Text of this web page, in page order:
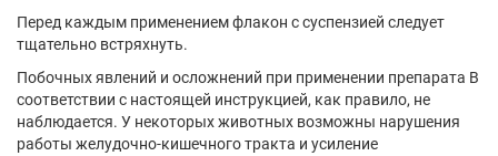
Перед каждым применением флакон с суспензией следует
тщательно встряхнуть.
Побочных явлений и осложнений при применении препарата B
соответствии с настоящей инструкцией, как правило, не
наблюдается. У некоторых животных возможны нарушения
работы желудочно-кишечного тракта и усиление